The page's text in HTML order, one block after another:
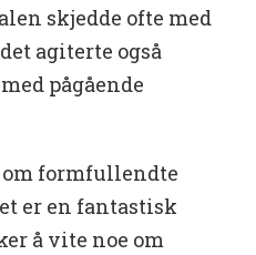
skjedde ofte med
agiterte også
pågående
om formfullendte
er en fantastisk
å vite noe om